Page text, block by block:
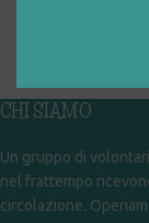
CHI SIAMO
Un gruppo di
nel frattempo
circolazione.